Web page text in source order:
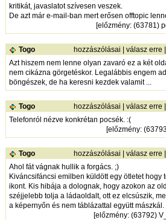
kritikát, javaslatot szívesen veszek.
De azt már e-mail-ban mert erősen offtopic
[előzmény: (63781)
Togo hozzászólásai |válasz erre
Azt hiszem nem lenne olyan zavaró ez a két
nem cikázna görgetéskor. Legalábbis engem
böngészek, de ha keresni kezdek valamit ...
Togo hozzászólásai |válasz erre
Telefonról nézve konkrétan pocsék. :(
[előzmény:
Togo hozzászólásai |válasz erre
Ahol fát vágnak hullik a forgács. ;)
Kiváncsifáncsi emilben küldött egy ötletet hogy
ikont. Kis hibája a dolognak, hogy azokon az
széjjelebb tolja a ládaoldalt, ott ez elcsúszik,
a képernyőn és nem táblázattal együtt mászkál.
[előzmény: (63792)